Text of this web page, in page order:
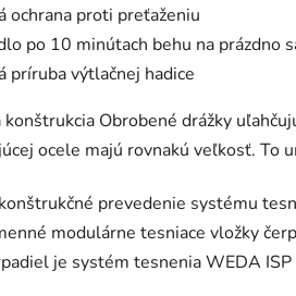
ochrana proti preťaženiu
po 10 minútach behu na prázdno
príruba výtlačnej hadice
Obrobené drážky
ocele majú rovnakú veľkosť. To
prevedenie systému
modulárne tesniace vložky
je systém tesnenia WEDA ISP